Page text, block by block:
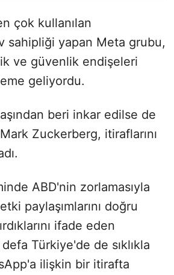
çok kullanılan
sahipliği yapan Meta grubu,
ve güvenlik endişeleri
geliyordu.
beri inkar edilse de
Zuckerberg, itiraflarını
ABD'nin zorlamasıyla
paylaşımlarını doğru
ifade eden
Türkiye'de de sıklıkla
ilişkin bir itirafta